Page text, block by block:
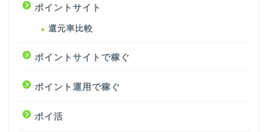
ポイントサイト
還元率比較
ポイントサイトで稼ぐ
ポイント運用で稼ぐ
ポイ活